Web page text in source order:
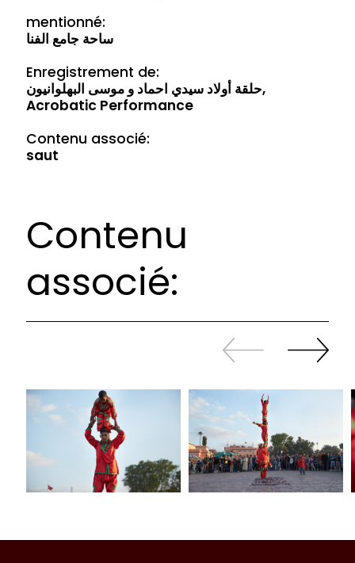
mentionné:
ساحة جامع الفنا
Enregistrement de:
حلقة أولاد سيدي احماد و موسی البهلوانيون,
Acrobatic Performance
Contenu associé:
saut
Contenu
associé:
Revenir
en
continuer